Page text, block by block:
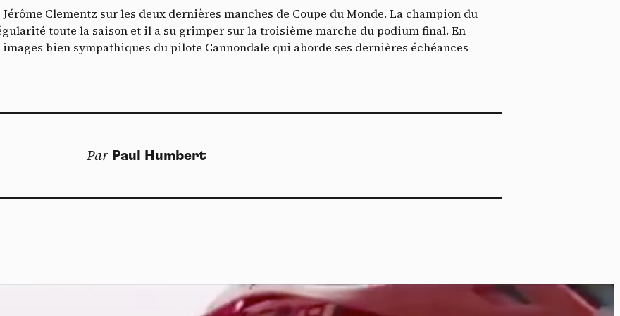
Tech
Clementz sur les deux dernières manches de Coupe du Monde. La champion du
toute la saison et il a su grimper sur la troisième marche du podium final. En
bien sympathiques du pilote Cannondale qui aborde ses dernières échéances
Par Paul Humbert
Je m’abonne
YouTube interdit Ce service peut déposer 4 cookies.